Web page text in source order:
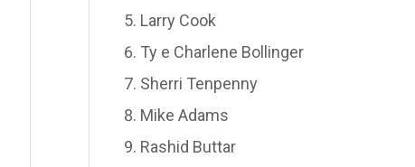
Larry Cook
Ty e Charlene Bollinger
Sherri Tenpenny
Mike Adams
Rashid Buttar